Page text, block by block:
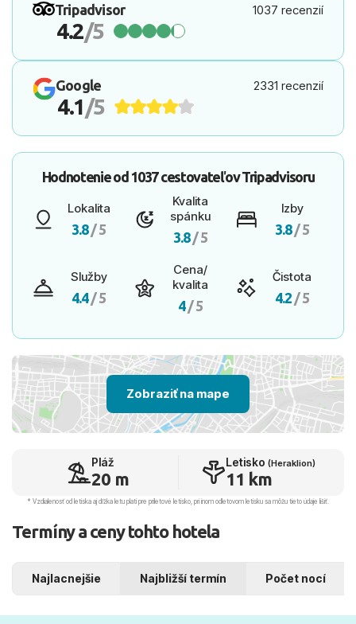
Tripadvisor 1037 recenzií
4.2/5
Google 2331 recenzií
4.1/5
Hodnotenie od 1037 cestovateľovTripadvisoru
Lokalita
3.8/ 5
Kvalita
spánku
3.8/ 5
Izby
3.8/ 5
Služby
4.4/ 5
Cena/
kvalita
4/ 5
Čistota
4.2 / 5
Zobraziť na mape
Pláž
20 m
Letisko (Heraklion)
11 km
* Vzdialenosť od letiska aj dľžka letu platí pre príletové letisko, pri inom odletovom letisku sa môžu tieto údaje líšiť.
Termíny a ceny tohto hotela
Najlacnejšie Najbližší termín Počet nocí